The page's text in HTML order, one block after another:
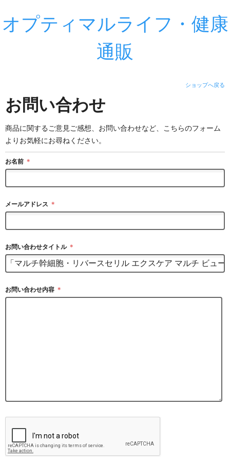
オプティマルライフ・健康
通販
ショップへ戻る
お問い合わせ
商品に関するご意見ご感想、お問い合わせなど、こちらのフォーム
よりお気軽にお尋ねください。
お名前 ＊
メールアドレス ＊
お問い合わせタイトル ＊
お問い合わせ内容 ＊